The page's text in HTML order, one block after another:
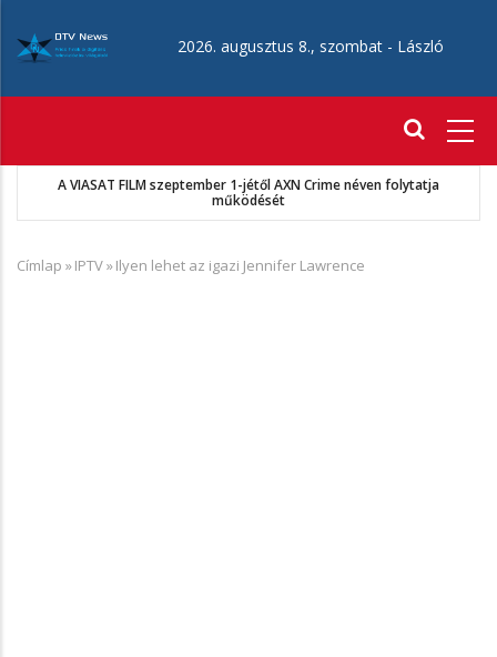
tartalomra
2026. augusztus 8., szombat - László
A VIASAT FILM szeptember 1-jétől AXN Crime néven folytatja
működését
Morzsa
Címlap »IPTV»Ilyen lehet az igazi Jennifer Lawrence